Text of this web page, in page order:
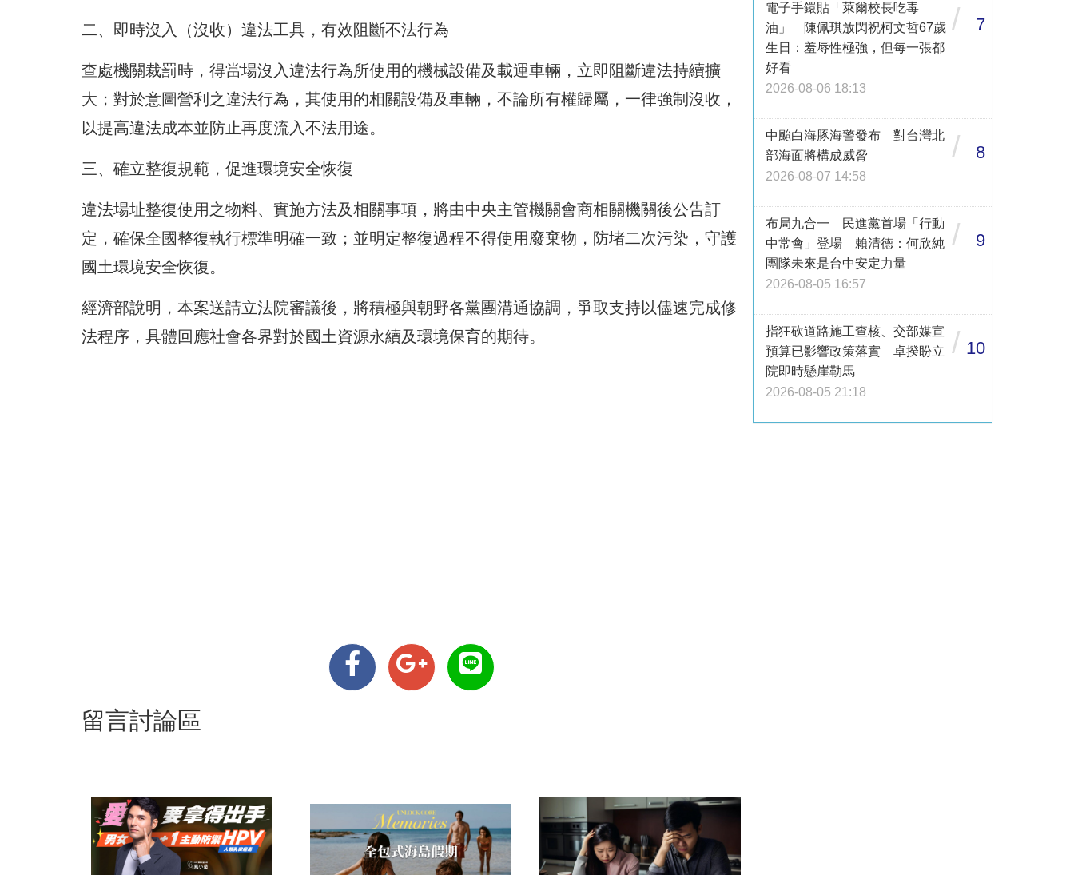
二、即時沒入（沒收）違法工具，有效阻斷不法行為
查處機關裁罰時，得當場沒入違法行為所使用的機械設備及載運車輛，立即阻斷違法持續擴
大；對於意圖營利之違法行為，其使用的相關設備及車輛，不論所有權歸屬，一律強制沒收，
以提高違法成本並防止再度流入不法用途。
三、確立整復規範，促進環境安全恢復
違法場址整復使用之物料、實施方法及相關事項，將由中央主管機關會商相關機關後公告訂
定，確保全國整復執行標準明確一致；並明定整復過程不得使用廢棄物，防堵二次污染，守護
國土環境安全恢復。
經濟部說明，本案送請立法院審議後，將積極與朝野各黨團溝通協調，爭取支持以儘速完成修
法程序，具體回應社會各界對於國土資源永續及環境保育的期待。
留言討論區
電子手鐶貼「萊爾校長吃毒
油」 陳佩琪放閃祝柯文哲67歲
生日：羞辱性極強，但每一張都
好看
2026-08-06 18:13
/ 7
中颱白海豚海警發布 對台灣北
部海面將構成威脅
2026-08-07 14:58
/ 8
布局九合一 民進黨首場「行動
中常會」登場 賴清德：何欣純
團隊未來是台中安定力量
2026-08-05 16:57
/ 9
指狂砍道路施工查核、交部媒宣
預算已影響政策落實 卓揆盼立
院即時懸崖勒馬
2026-08-05 21:18
/ 10